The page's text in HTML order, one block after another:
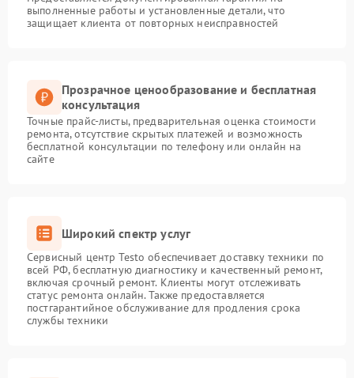
выполненные работы и установленные детали, что
защищает клиента от повторных неисправностей
Прозрачное ценообразование и бесплатная
консультация
Точные прайс-листы, предварительная оценка стоимости
ремонта, отсутствие скрытых платежей и возможность
бесплатной консультации по телефону или онлайн на
сайте
Широкий спектр услуг
Сервисный центр Testo обеспечивает доставку техники по
всей РФ, бесплатную диагностику и качественный ремонт,
включая срочный ремонт. Клиенты могут отслеживать
статус ремонта онлайн. Также предоставляется
постгарантийное обслуживание для продления срока
службы техники